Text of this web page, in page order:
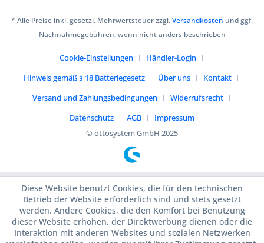
* Alle Preise inkl. gesetzl. Mehrwertsteuer zzgl.Versandkosten und ggf.
Nachnahmegebühren, wenn nicht anders beschrieben
Cookie-Einstellungen
Händler-Login
Hinweis gemäß § 18 Batteriegesetz
Über uns
Kontakt
Versand und Zahlungsbedingungen
Widerrufsrecht
Datenschutz
AGB
Impressum
© ottosystem GmbH 2025
Diese Website benutzt Cookies, die für den technischen
Betrieb der Website erforderlich sind und stets gesetzt
werden. Andere Cookies, die den Komfort bei Benutzung
dieser Website erhöhen, der Direktwerbung dienen oder die
Interaktion mit anderen Websites und sozialen Netzwerken